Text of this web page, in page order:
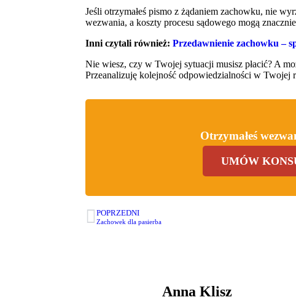
Jeśli otrzymałeś pismo z żądaniem zachowku, nie
wezwania, a koszty procesu sądowego mogą
Inni czytali również: Przedawnienie zachowku –
Nie wiesz, czy w Twojej sytuacji musisz płacić? A
Przeanalizuję kolejność odpowiedzialności w Twojej
Otrzymałeś
UMÓW
POPRZEDNI
Zachowek dla pasierba
Anna Klisz